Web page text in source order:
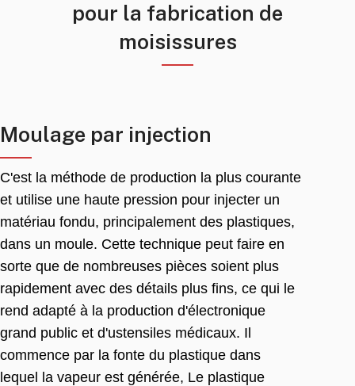
pour la fabrication de
moisissures
Moulage par injection
C'est la méthode de production la plus courante
et utilise une haute pression pour injecter un
matériau fondu, principalement des plastiques,
dans un moule. Cette technique peut faire en
sorte que de nombreuses pièces soient plus
rapidement avec des détails plus fins, ce qui le
rend adapté à la production d'électronique
grand public et d'ustensiles médicaux. Il
commence par la fonte du plastique dans
lequel la vapeur est générée, Le plastique